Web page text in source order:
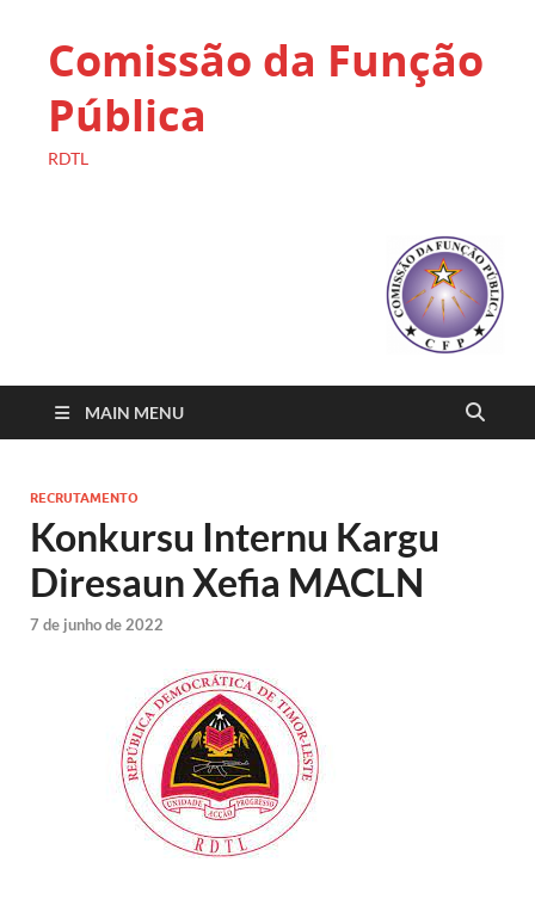
Comissão da Função
Pública
RDTL
MAIN MENU
RECRUTAMENTO
Konkursu Internu Kargu
Diresaun Xefia MACLN
7 de junho de 2022